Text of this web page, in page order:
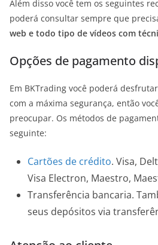
Além disso você tem os seguintes
poderá consultar sempre que
web e todo tipo de vídeos com
Opções de pagamento
Em BKTrading você poderá
com a máxima segurança, então
preocupar. Os métodos de
seguinte:
Cartões de crédito. Visa,
Visa Electron, Maestro,
Transferência bancaria.
seus depósitos via